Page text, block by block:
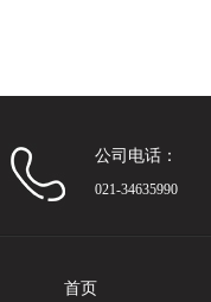
公司电话：
021-34635990
首页